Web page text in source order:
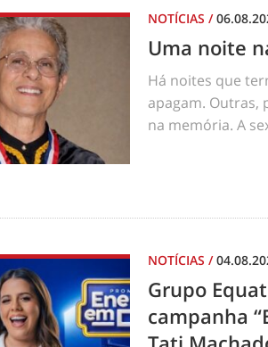
NOTÍCIAS /
Uma noite
Há noites que
apagam. Outras,
na memória. A
NOTÍCIAS /
Grupo
campanha